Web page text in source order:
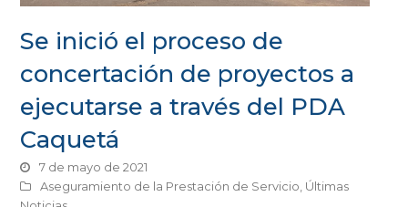
Se inició el proceso de
concertación de proyectos a
ejecutarse a través del PDA
Caquetá
7 de mayo de 2021
Aseguramiento de la Prestación de Servicio Últimas